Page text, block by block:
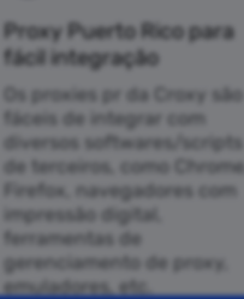
Proxy Puerto Rico para
fácil integração
Os proxies pr da Croxy são
fáceis de integrar com
diversos softwares/scripts
de terceiros, como Chrome,
Firefox, navegadores com
impressão digital,
ferramentas de
gerenciamento de proxy,
emuladores, etc.